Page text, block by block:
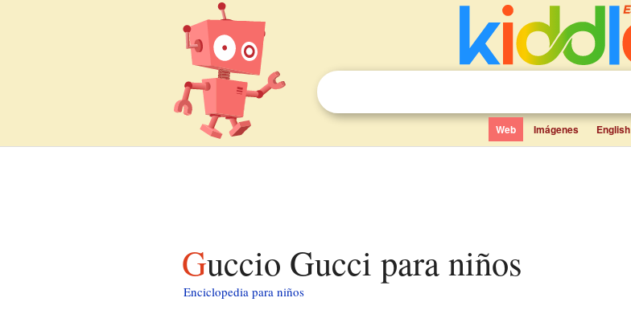
Web Imágenes English
Guccio Gucci para niños
Enciclopedia para niños